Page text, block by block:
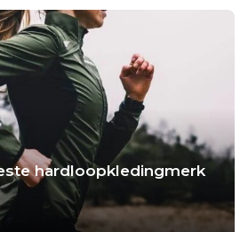
hardloopkledingmerk